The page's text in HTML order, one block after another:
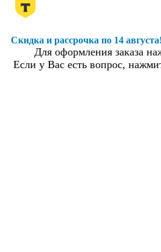
Скидка и рассрочка по 14 августа!
Для оформления заказа
Если у Вас есть вопрос,